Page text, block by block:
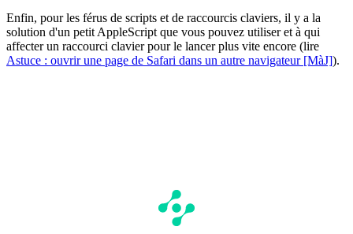
Enfin, pour les férus de scripts et de raccourcis claviers, il y a la
solution d'un petit AppleScript que vous pouvez utiliser et à qui
affecter un raccourci clavier pour le lancer plus vite encore (lire
Astuce : ouvrir une page de Safari dans un autre navigateur [MàJ]).